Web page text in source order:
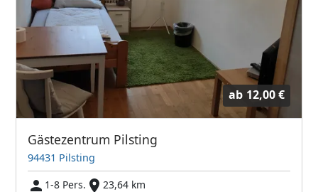
ab 12,00 €
Gästezentrum Pilsting
94431 Pilsting
1-8 Pers.
23,64 km